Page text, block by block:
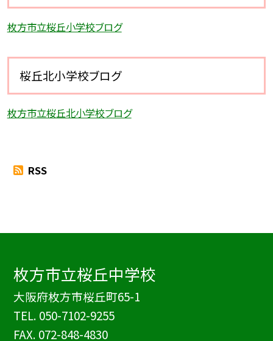
枚方市立桜丘小学校ブログ
桜丘北小学校ブログ
枚方市立桜丘北小学校ブログ
RSS
枚方市立桜丘中学校
大阪府枚方市桜丘町65-1
TEL. 050-7102-9255
FAX. 072-848-4830